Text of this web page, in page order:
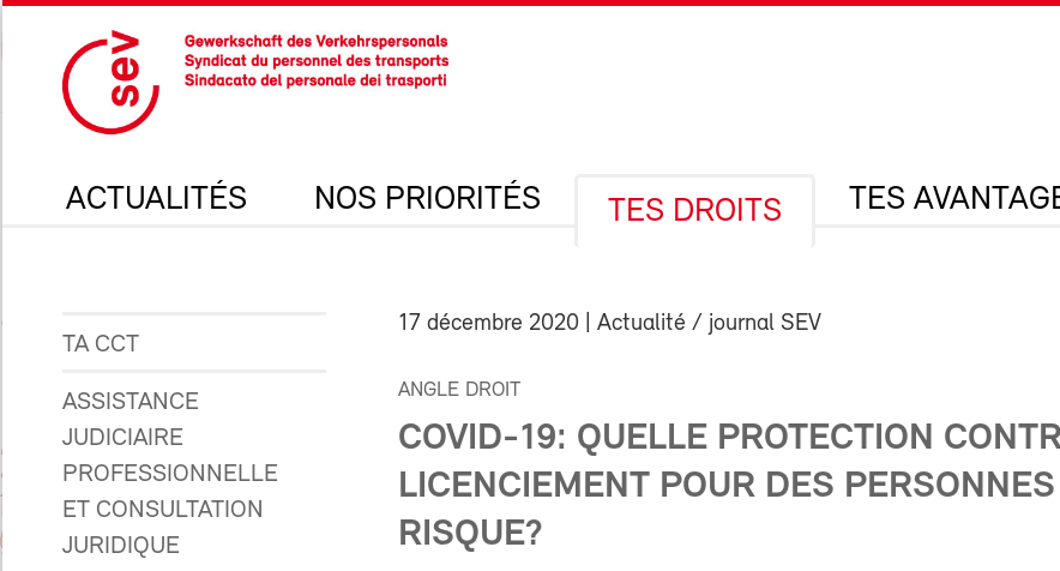
ACTUALITÉS NOS PRIORITÉS TES DROITS TES
TA CCT
ASSISTANCE
JUDICIAIRE
PROFESSIONNELLE
ET CONSULTATION
JURIDIQUE
17 décembre 2020 | Actualité / journal SEV
ANGLE DROIT
COVID-19: QUELLE PROTECTION
LICENCIEMENT POUR DES
RISQUE?